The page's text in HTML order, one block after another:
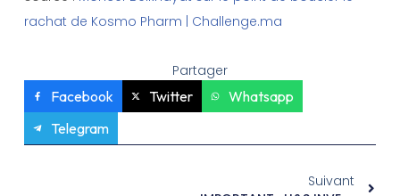
rachat de Kosmo Pharm | Challenge.ma
Partager
Facebook
Twitter
Whatsapp
Telegram
Suivant